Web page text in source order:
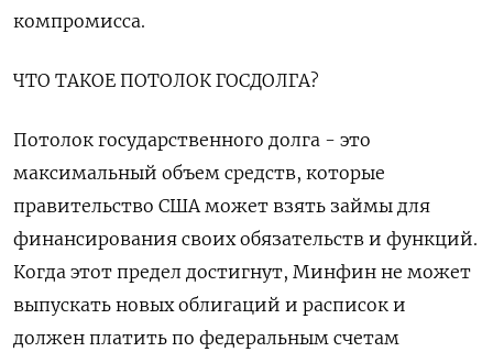
компромисса.
ЧТО ТАКОЕ ПОТОЛОК ГОСДОЛГА?
Потолок государственного долга - это
максимальный объем средств, которые
правительство США может взять займы для
финансирования своих обязательств и функций.
Когда этот предел достигнут, Минфин не может
выпускать новых облигаций и расписок и
должен платить по федеральным счетам